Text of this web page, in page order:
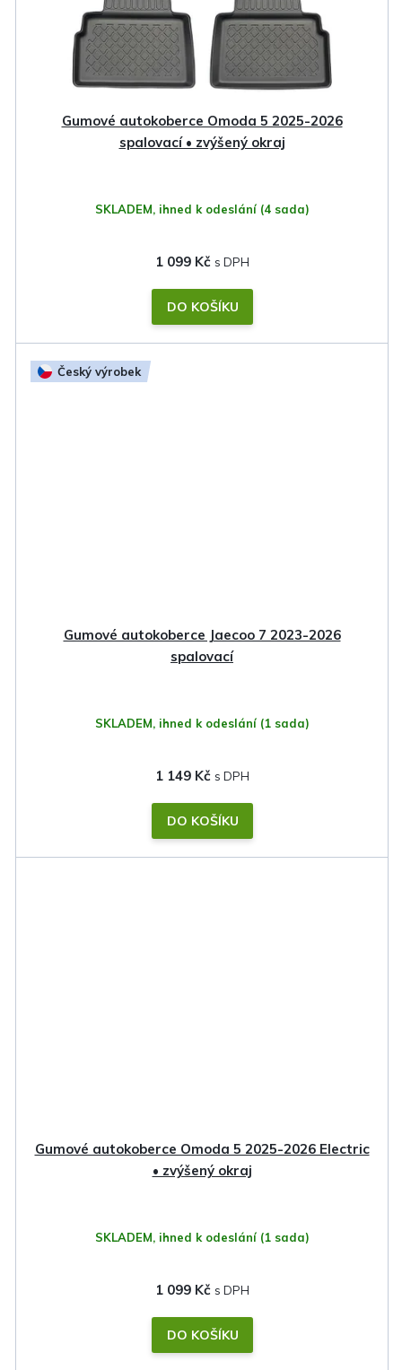
Gumové autokoberce Omoda 5 2025-2026
spalovací • zvýšený okraj
SKLADEM, ihned k odeslání (4 sada)
1 099 Kč
DO KOŠÍKU
Český výrobek
Gumové autokoberce Jaecoo 7 2023-2026
spalovací
SKLADEM, ihned k odeslání (1 sada)
1 149 Kč
DO KOŠÍKU
Gumové autokoberce Omoda 5 2025-2026 Electric
• zvýšený okraj
SKLADEM, ihned k odeslání (1 sada)
1 099 Kč
DO KOŠÍKU